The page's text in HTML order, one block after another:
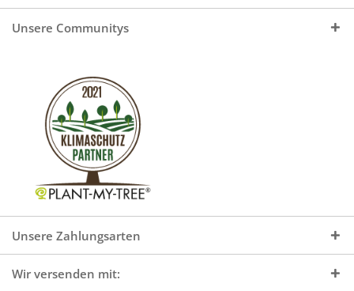
Unsere Communitys
Unsere Zahlungsarten
Wir versenden mit: